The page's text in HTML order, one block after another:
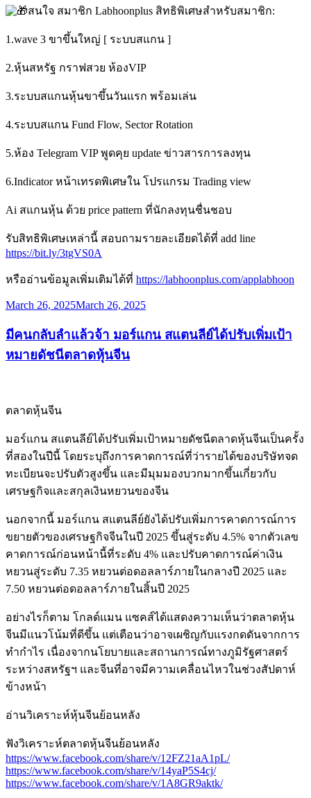
สนใจ สมาชิก Labhoonplus สิทธิพิเศษสำหรับสมาชิก:
1.wave 3 ขาขึ้นใหญ่ [ ระบบสแกน ]
2.หุ้นสหรัฐ กราฟสวย ห้องVIP
3.ระบบสแกนหุ้นขาขึ้นวันแรก พร้อมเล่น
4.ระบบสแกน Fund Flow, Sector Rotation
5.ห้อง Telegram VIP พูดคุย update ข่าวสารการลงทุน
6.Indicator หน้าเทรดพิเศษใน โปรแกรม Trading view
Ai สแกนหุ้น ด้วย price pattern ที่นักลงทุนชื่นชอบ
รับสิทธิพิเศษเหล่านี้ สอบถามรายละเอียดได้ที่ add line
https://bit.ly/3tgVS0A
หรืออ่านข้อมูลเพิ่มเติมได้ที่ https://labhoonplus.com/applabhoon
Posted
March 26, 2025March 26, 2025
​มีคนกลับลำแล้วจ้า มอร์แกน สแตนลีย์ได้ปรับเพิ่มเป้า
หมายดัชนีตลาดหุ้นจีน
ตลาดหุ้นจีน
​มอร์แกน สแตนลีย์ได้ปรับเพิ่มเป้าหมายดัชนีตลาดหุ้นจีนเป็นครั้ง
ที่สองในปีนี้ โดยระบุถึงการคาดการณ์ที่ว่ารายได้ของบริษัทจด
ทะเบียนจะปรับตัวสูงขึ้น และมีมุมมองบวกมากขึ้นเกี่ยวกับ
เศรษฐกิจและสกุลเงินหยวนของจีน ​
นอกจากนี้ มอร์แกน สแตนลีย์ยังได้ปรับเพิ่มการคาดการณ์การ
ขยายตัวของเศรษฐกิจจีนในปี 2025 ขึ้นสู่ระดับ 4.5% จากตัวเลข
คาดการณ์ก่อนหน้านี้ที่ระดับ 4% และปรับคาดการณ์ค่าเงิน
หยวนสู่ระดับ 7.35 หยวนต่อดอลลาร์ภายในกลางปี 2025 และ
7.50 หยวนต่อดอลลาร์ภายในสิ้นปี 2025 ​
อย่างไรก็ตาม โกลด์แมน แซคส์ได้แสดงความเห็นว่าตลาดหุ้น
จีนมีแนวโน้มที่ดีขึ้น แต่เตือนว่าอาจเผชิญกับแรงกดดันจากการ
ทำกำไร เนื่องจากนโยบายและสถานการณ์ทางภูมิรัฐศาสตร์
ระหว่างสหรัฐฯ และจีนที่อาจมีความเคลื่อนไหวในช่วงสัปดาห์
ข้างหน้า
อ่านวิเคราะห์หุ้นจีนย้อนหลัง
ฟังวิเคราะห์ตลาดหุ้นจีนย้อนหลัง
https://www.facebook.com/share/v/12FZ21aA1pL/
https://www.facebook.com/share/v/14yaP5S4cj/
https://www.facebook.com/share/v/1A8GR9aktk/